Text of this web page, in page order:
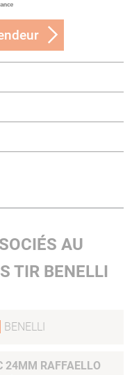
AU
TIR BENELLI
BENELLI
24MM RAFFAELLO